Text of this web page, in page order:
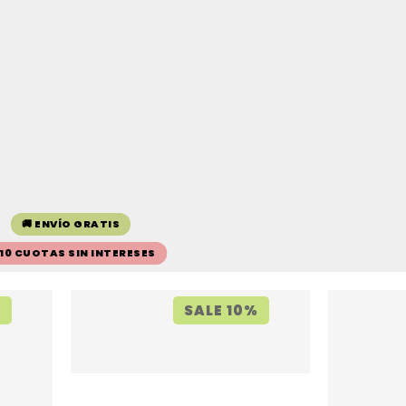
🚚 ENVÍO GRATIS
CUOTAS SIN INTERESES
SALE 10%